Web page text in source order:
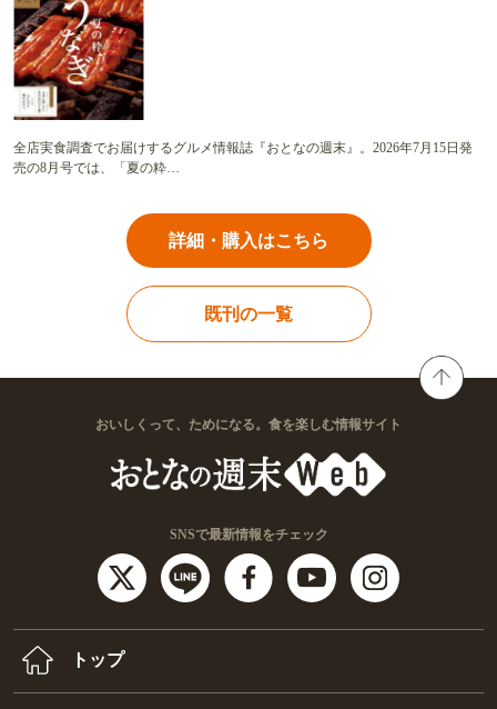
全店実食調査でお届けするグルメ情報誌『おとなの週末』。2026年7月15日発
売の8月号では、「夏の粋…
詳細・購入はこちら
既刊の一覧
おいしくって、ためになる。食を楽しむ情報サイト
SNSで最新情報をチェック
トップ